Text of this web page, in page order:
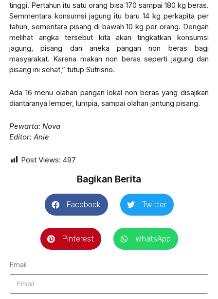
tinggi. Pertahun itu satu orang bisa 170 sampai 180 kg beras.
Semmentara konsumsi jagung itu baru 14 kg perkapita per
tahun, sementara pisang di bawah 10 kg per orang. Dengan
melihat angka tersebut kita akan tingkatkan konsumsi
jagung, pisang dan aneka pangan non beras bagi
masyarakat. Karena makan non beras seperti jagung dan
pisang ini sehat,” tutup Sutrisno.
Ada 16 menu olahan pangan lokal non beras yang disajikan
diantaranya lemper, lumpia, sampai olahan jantung pisang.
Pewarta: Nova
Editor: Anie
Post Views: 497
Bagikan Berita
Facebook Twitter
Pinterest WhatsApp
Email